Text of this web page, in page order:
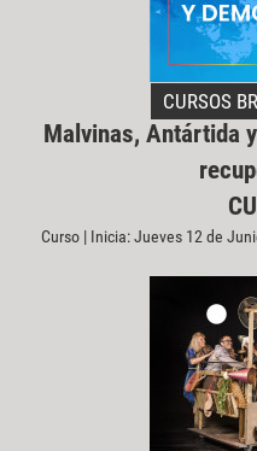
CURSOS
Malvinas, Antártida
Curso | Inicia: Jueves 12 de